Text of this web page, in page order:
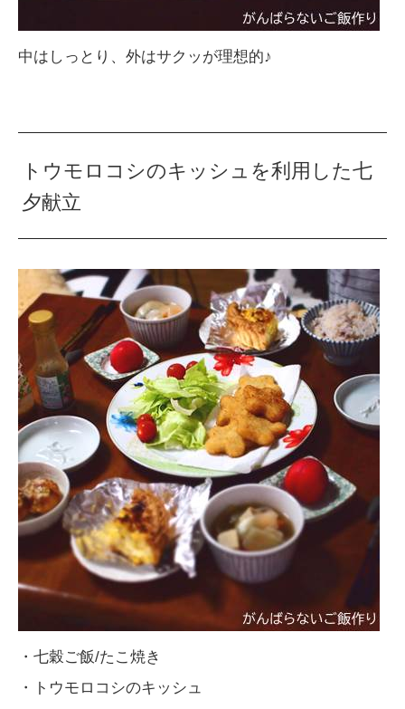
中はしっとり、外はサクッが理想的♪
トウモロコシのキッシュを利用した七
夕献立
・七穀ご飯/たこ焼き
・トウモロコシのキッシュ